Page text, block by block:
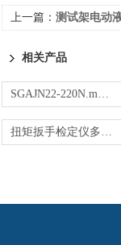
上一篇： 测试架电动液
相关产品
SGAJN22-220N.m便携式扭力测试仪 传感器动力
扭矩扳手检定仪多少钱